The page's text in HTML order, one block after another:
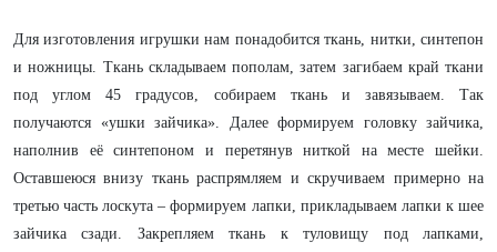
Для изготовления игрушки нам понадобится ткань, нитки, синтепон
и ножницы. Ткань складываем пополам, затем загибаем край ткани
под углом 45 градусов, собираем ткань и завязываем. Так
получаются «ушки зайчика». Далее формируем головку зайчика,
наполнив её синтепоном и перетянув ниткой на месте шейки.
Оставшеюся внизу ткань распрямляем и скручиваем примерно на
третью часть лоскута – формируем лапки, прикладываем лапки к шее
зайчика сзади. Закрепляем ткань к туловищу под лапками,